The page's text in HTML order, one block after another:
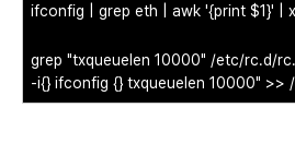
ifconfig | grep eth | awk '{print $1}' |
grep "txqueuelen 10000" /etc/rc.d/
-i{} ifconfig {} txqueuelen 10000" >>